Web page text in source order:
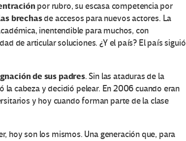
por rubro, su escasa competencia por
brechasde accesos para nuevos actores. La
inentendible para muchos, con
de articular soluciones. ¿Y el país? El país siguió
de sus padres. Sin las ataduras de la
cabeza y decidió pelear. En 2006 cuando eran
y hoy cuando forman parte de la clase
hoy son los mismos. Una generación que, para